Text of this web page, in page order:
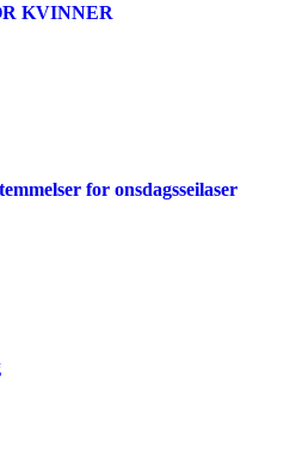
KVINNER
for onsdagsseilaser